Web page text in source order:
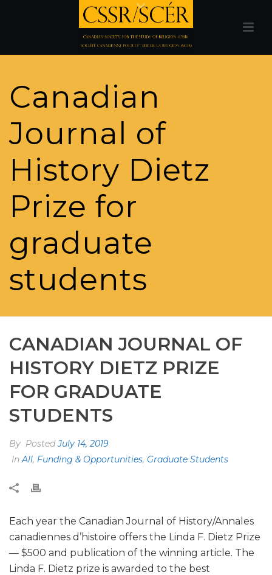
Canadian
Journal of
History Dietz
Prize for
graduate
students
CANADIAN JOURNAL OF
HISTORY DIETZ PRIZE
FOR GRADUATE
STUDENTS
By PostedJuly 14, 2019
InAll, Funding & Opportunities, Graduate Students
Each year the Canadian Journal of History/Annales
canadiennes d’histoire offers the Linda F. Dietz Prize
— $500 and publication of the winning article. The
Linda F. Dietz prize is awarded to the best